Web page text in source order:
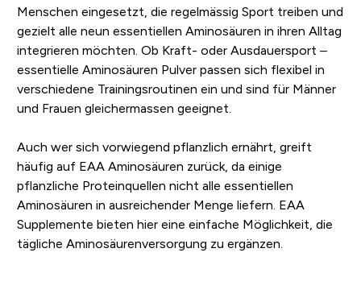
Menschen eingesetzt, die regelmässig Sport treiben und
gezielt alle neun essentiellen Aminosäuren in ihren Alltag
integrieren möchten. Ob Kraft- oder Ausdauersport –
essentielle Aminosäuren Pulver passen sich flexibel in
verschiedene Trainingsroutinen ein und sind für Männer
und Frauen gleichermassen geeignet.
Auch wer sich vorwiegend pflanzlich ernährt, greift
häufig auf EAA Aminosäuren zurück, da einige
pflanzliche Proteinquellen nicht alle essentiellen
Aminosäuren in ausreichender Menge liefern. EAA
Supplemente bieten hier eine einfache Möglichkeit, die
tägliche Aminosäurenversorgung zu ergänzen.